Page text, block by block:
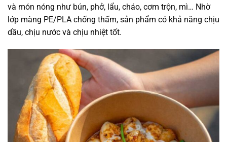
và món nóng như bún, phở, lẩu, cháo, cơm trộn, mì… Nhờ
lớp màng PE/PLA chống thấm, sản phẩm có khả năng chịu
dầu, chịu nước và chịu nhiệt tốt.